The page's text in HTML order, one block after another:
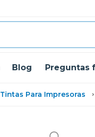
Blog Preguntas
Tintas Para Impresoras